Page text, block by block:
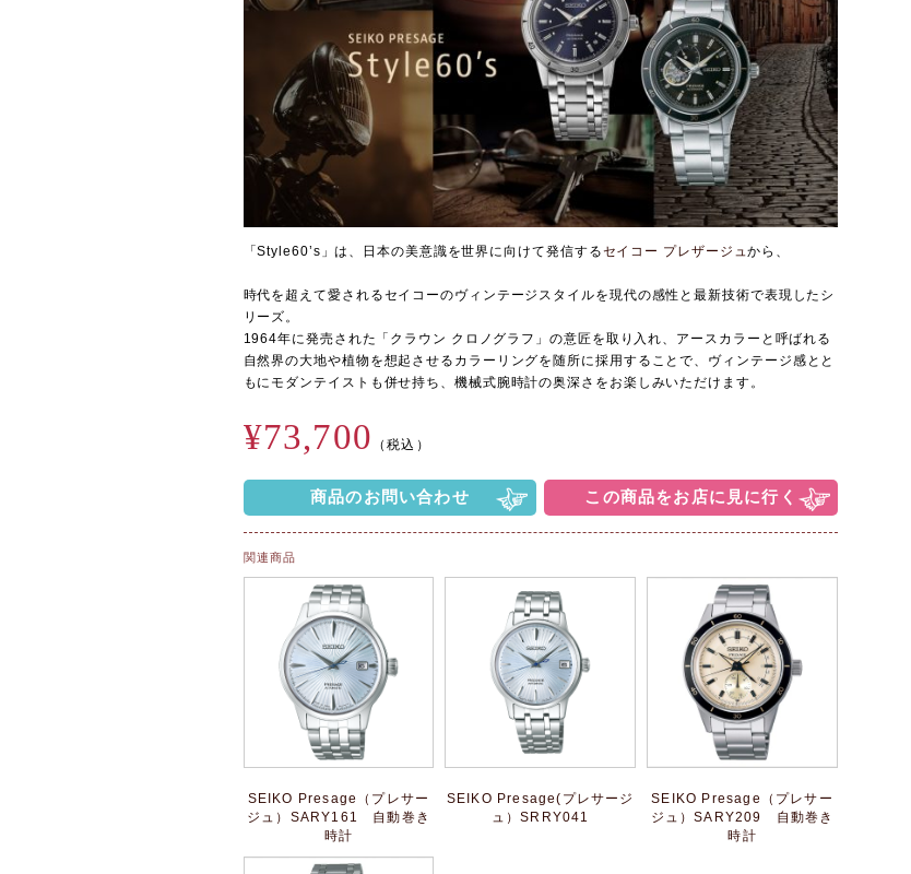
「Style60’s」は、日本の美意識を世界に向けて発信するセイコー プレザージュから、
時代を超えて愛されるセイコーのヴィンテージスタイルを現代の感性と最新技術で表現した シ
リーズ。
1964年に発売された「クラウン クロノグラフ」の意匠を取り入れ、 アースカラーと呼ばれる
自然界の大地や植物を想起させるカラーリングを随所に採用することで、 ヴィンテージ感とと
もにモダンテイストも併せ持ち、機械式腕時計の奥深さをお楽しみいただけます。
¥73,700 （税込）
商品のお問い合わせ この商品をお店に見に行く
関連商品
SEIKO Presage（プレサー
ジュ）SARY161 自動巻き
時計
SEIKO Presage(プレサージ
ュ）SRRY041
SEIKO Presage（プレサー
ジュ）SARY209 自動巻き
時計